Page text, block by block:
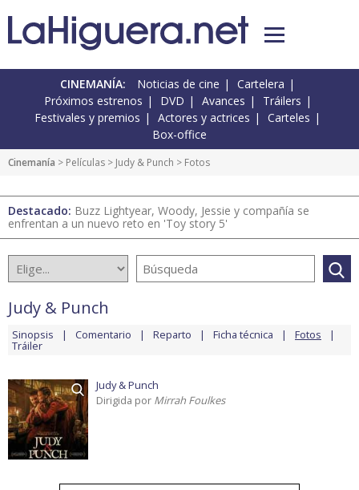
CINEMANÍA: Noticias de cine
Cartelera
Próximos estrenos
DVD Avances
Tráilers
Festivales y premios
Actores y actrices
Carteles
Box-office
Cinemanía > Películas > Judy & Punch > Fotos
Destacado: Buzz Lightyear, Woody, Jessie y compañía se
enfrentan a un nuevo reto en 'Toy story 5'
Judy & Punch
Sinopsis Comentario Reparto Ficha técnica Fotos
Tráiler
Judy & Punch
Dirigida por Mirrah Foulkes